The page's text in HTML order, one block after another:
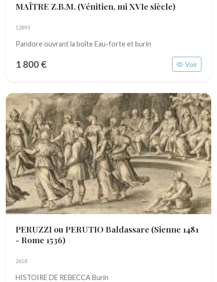
MAÎTRE Z.B.M. (Vénitien, mi XVIe siècle)
12893
Pandore ouvrant la boîte Eau-forte et burin
1 800 € Voir
PERUZZI ou PERUTIO Baldassare (Sienne 1481
- Rome 1536)
2618
HISTOIRE DE REBECCA Burin